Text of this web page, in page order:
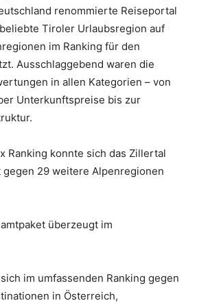
renommierte Reiseportal
Tiroler Urlaubsregion auf
im Ranking für den
Ausschlaggebend waren die
in allen Kategorien – von
Unterkunftspreise bis zur
Ranking konnte sich das Zillertal
gegen 29 weitere Alpenregionen
überzeugt im
im umfassenden Ranking gegen
in Österreich,